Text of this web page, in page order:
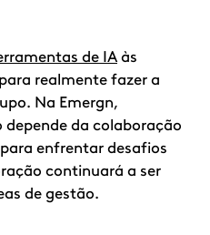
de IA às
realmente fazer a
Na Emergn,
da colaboração
enfrentar desafios
continuará a ser
de gestão.